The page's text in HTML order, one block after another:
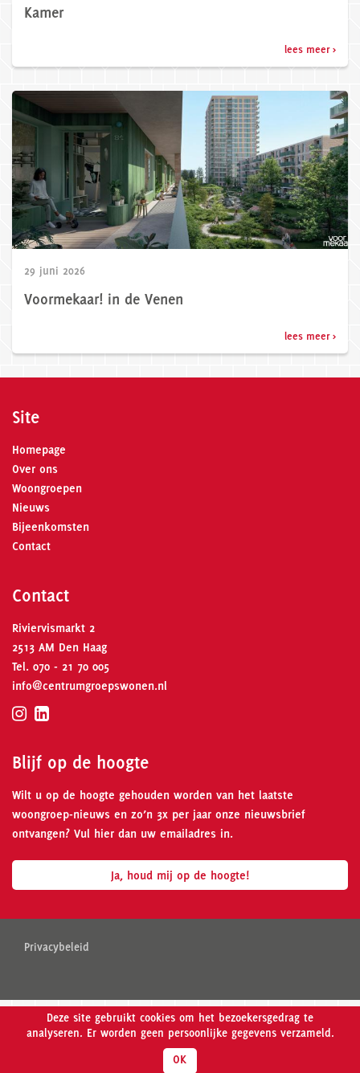
Deze site gebruikt cookies om het bezoekersgedrag te
analyseren. Er worden geen persoonlijke gegevens verzameld.
OK
Meer weten over Wooncollectief Madelief?
Kamer
lees meer >
29 juni 2026
Voormekaar! in de Venen
lees meer >
Site
Homepage
Over ons
Woongroepen
Nieuws
Bijeenkomsten
Contact
Contact
Riviervismarkt 2
2513 AM Den Haag
Tel. 070 - 21 70 005
info@centrumgroepswonen.nl
Blijf op de hoogte
Wilt u op de hoogte gehouden worden van het laatste
woongroep-nieuws en zo’n 3x per jaar onze nieuwsbrief
ontvangen? Vul hier dan uw emailadres in.
Ja, houd mij op de hoogte!
Privacybeleid